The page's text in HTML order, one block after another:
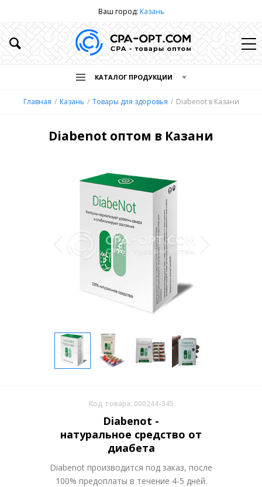
Ваш город: Казань
КАТАЛОГ ПРОДУКЦИИ
Главная Казань Товары для здоровья Diabenot в Казани
Diabenot оптом в Казани
Код товара: 000244-345
Diabenot -
натуральное средство от
диабета
Diabenot производится под заказ, после
100% предоплаты в течение 4-5 дней.